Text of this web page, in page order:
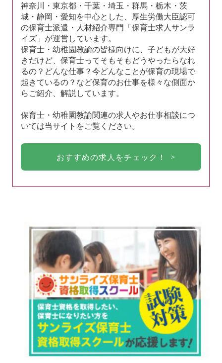
神奈川・東京都・千葉・埼玉・群馬・栃木・茨
城・静岡・愛知を中心とした、厚生労働大臣認可
の保育士派遣・人材紹介専門「保育士求人サンラ
イズ」が運営しています。
保育士・幼稚園教諭の皆様向けに、子どもが大好
きだけど、保育士ってそもそもどうやったらなれ
るの？どんな仕事？今どんなことが保育の現場で
起きているの？など保育のお仕事を様々な側面か
らご紹介、解説しています。
保育士・幼稚園教諭関連の求人やお仕事相談につ
いては当サイトをご覧ください。
おすすめの求人をチェック！